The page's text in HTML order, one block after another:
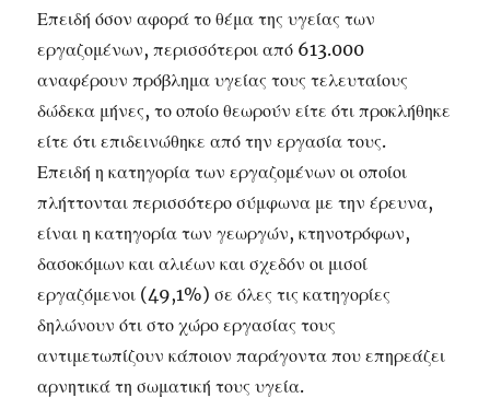
Επειδή όσον αφορά το θέμα της υγείας των
εργαζομένων, περισσότεροι από 613.000
αναφέρουν πρόβλημα υγείας τους τελευταίους
δώδεκα μήνες, το οποίο θεωρούν είτε ότι προκλήθηκε
είτε ότι επιδεινώθηκε από την εργασία τους.
Επειδή η κατηγορία των εργαζομένων οι οποίοι
πλήττονται περισσότερο σύμφωνα με την έρευνα,
είναι η κατηγορία των γεωργών, κτηνοτρόφων,
δασοκόμων και αλιέων και σχεδόν οι μισοί
εργαζόμενοι (49,1%) σε όλες τις κατηγορίες
δηλώνουν ότι στο χώρο εργασίας τους
αντιμετωπίζουν κάποιον παράγοντα που επηρεάζει
αρνητικά τη σωματική τους υγεία.